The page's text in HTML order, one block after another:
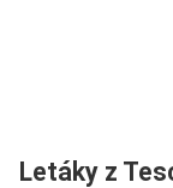
Letáky z